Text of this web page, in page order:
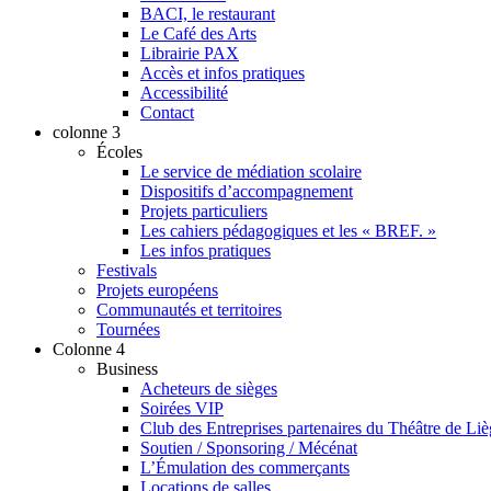
BACI, le restaurant
Le Café des Arts
Librairie PAX
Accès et infos pratiques
Accessibilité
Contact
colonne 3
Écoles
Le service de médiation scolaire
Dispositifs d’accompagnement
Projets particuliers
Les cahiers pédagogiques et les « BREF. »
Les infos pratiques
Festivals
Projets européens
Communautés et territoires
Tournées
Colonne 4
Business
Acheteurs de sièges
Soirées VIP
Club des Entreprises partenaires du Théâtre de
Soutien / Sponsoring / Mécénat
L’Émulation des commerçants
Locations de salles